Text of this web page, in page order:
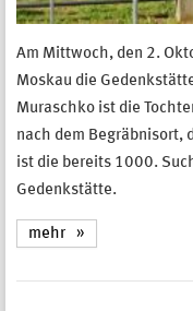
Am Mittwoch, den 2.
Moskau die
Muraschko ist die
nach dem Begräbnisort,
ist die bereits 1000.
Gedenkstätte.
mehr